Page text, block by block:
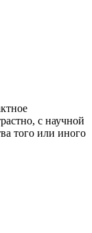
с научной
того или иного